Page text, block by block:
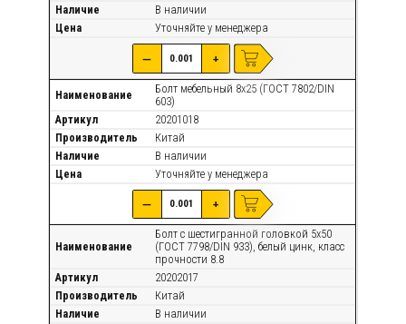
Наличие
В наличии
Цена
Уточняйте у менеджера
— +
Наименование
Болт мебельный 8х25 (ГОСТ 7802/DIN
603)
Артикул
20201018
Производитель
Китай
Наличие
В наличии
Цена
Уточняйте у менеджера
— +
Наименование
Болт с шестигранной головкой 5х50
(ГОСТ 7798/DIN 933), белый цинк, класс
прочности 8.8
Артикул
20202017
Производитель
Китай
Наличие
В наличии